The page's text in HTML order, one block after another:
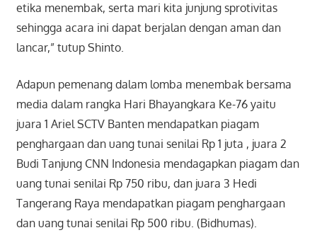
etika menembak, serta mari kita junjung sprotivitas
sehingga acara ini dapat berjalan dengan aman dan
lancar,” tutup Shinto.
Adapun pemenang dalam lomba menembak bersama
media dalam rangka Hari Bhayangkara Ke-76 yaitu
juara 1 Ariel SCTV Banten mendapatkan piagam
penghargaan dan uang tunai senilai Rp 1 juta , juara 2
Budi Tanjung CNN Indonesia mendagapkan piagam dan
uang tunai senilai Rp 750 ribu, dan juara 3 Hedi
Tangerang Raya mendapatkan piagam penghargaan
dan uang tunai senilai Rp 500 ribu. (Bidhumas).